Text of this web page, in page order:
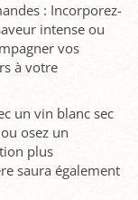
: Incorporez-
intense ou
vos
à votre
un vin blanc sec
osez un
plus
saura également